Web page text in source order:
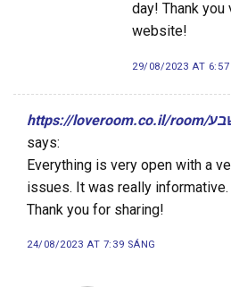
day! Thank
website!
29/08/2023 AT 6:57
says:
Everything is very open with a
issues. It was really
Thank you for sharing!
24/08/2023 AT 7:39 SÁNG